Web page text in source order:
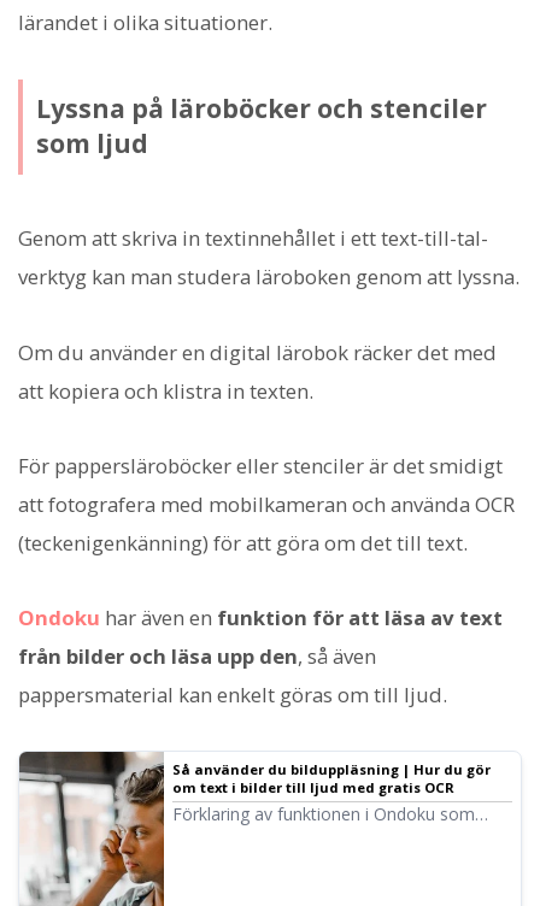
lärandet i olika situationer.
Lyssna på läroböcker och stenciler
som ljud
Genom att skriva in textinnehållet i ett text-till-tal-
verktyg kan man studera läroboken genom att lyssna.
Om du använder en digital lärobok räcker det med
att kopiera och klistra in texten.
För pappersläroböcker eller stenciler är det smidigt
att fotografera med mobilkameran och använda OCR
(teckenigenkänning) för att göra om det till text.
Ondoku har även en funktion för att läsa av text
från bilder och läsa upp den, så även
pappersmaterial kan enkelt göras om till ljud.
Så använder du bilduppläsning | Hur du gör
om text i bilder till ljud med gratis OCR
Förklaring av funktionen i Ondoku som